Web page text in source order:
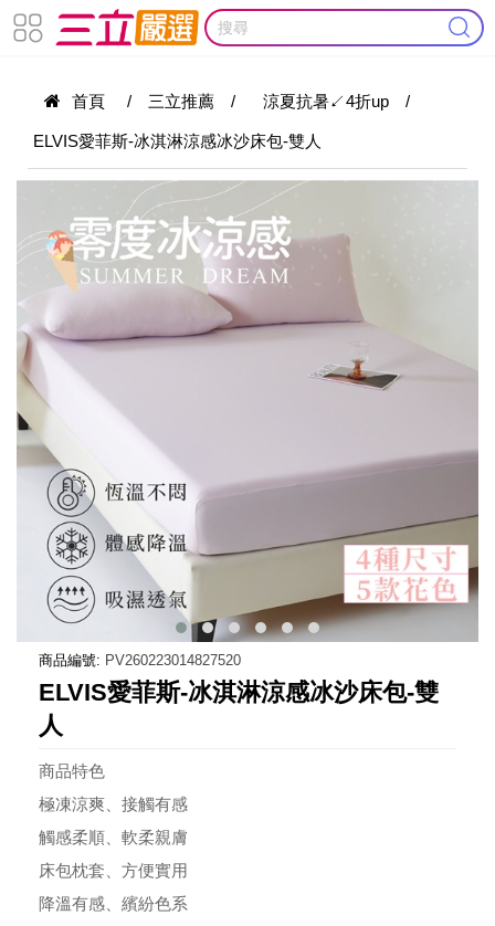
首頁 / 三立推薦 / 涼夏抗暑↙4折up /
ELVIS愛菲斯-冰淇淋涼感冰沙床包-雙人
商品編號: PV260223014827520
ELVIS愛菲斯-冰淇淋涼感冰沙床包-雙
人
商品特色
極凍涼爽、接觸有感
觸感柔順、軟柔親膚
床包枕套、方便實用
降溫有感、繽紛色系